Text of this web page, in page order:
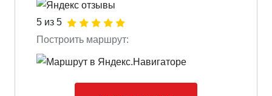
5 из 5
Построить маршрут: